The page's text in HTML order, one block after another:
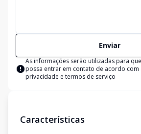
Enviar
As informações serão utilizadas para
possa entrar em contato de acordo com
privacidade e termos de serviço
Características